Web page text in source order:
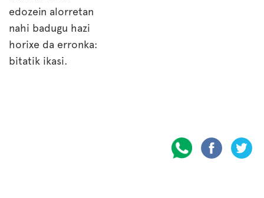
edozein alorretan
nahi badugu hazi
horixe da erronka:
bitatik ikasi.